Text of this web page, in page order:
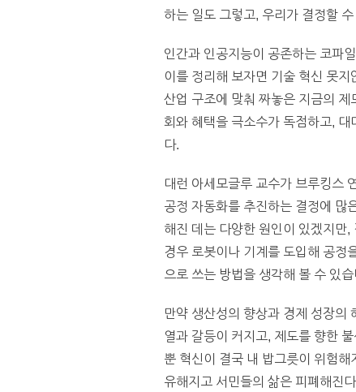
하는 일도 그렇고, 우리가 결정할
인간과 인공지능이 공존하는 코파
이를 정리해 보자면 기술 혁신 못
산업 구조에 맞춰 짜놓은 지금의 제
회와 혜택을 극소수가 독점하고,
다.
대런 아세모글루 교수가 브루킹스
공정 자동화를 추진하는 결정에 많
해진 데는 다양한 원인이 있겠지만
경우 로봇이나 기계를 도입해 공정
으로 쓰는 방법을 생각해 볼 수 있습
만약 생산성의 향상과 경제 성장의
열과 갈등이 커지고, 제도를 향한
뿐 혁신이 결국 내 밥그릇이 위험
유해지고 서민들의 삶은 피폐해진